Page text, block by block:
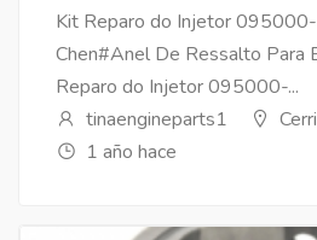
Kit Reparo do Injetor
Chen#Anel De Ressalto Para
Reparo do Injetor 095000-...
tinaengineparts1
1 año hace